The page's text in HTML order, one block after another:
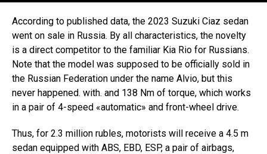
According to published data, the 2023 Suzuki Ciaz sedan
went on sale in Russia. By all characteristics, the novelty
is a direct competitor to the familiar Kia Rio for Russians.
Note that the model was supposed to be officially sold in
the Russian Federation under the name Alvio, but this
never happened. with. and 138 Nm of torque, which works
in a pair of 4-speed «automatic» and front-wheel drive.
Thus, for 2.3 million rubles, motorists will receive a 4.5 m
sedan equipped with ABS, EBD, ESP, a pair of airbags,